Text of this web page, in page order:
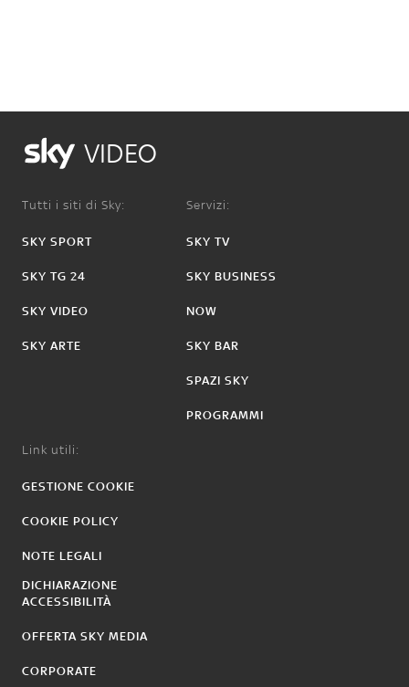
VIDEO
Tutti i siti di Sky:
SKY SPORT
SKY TG 24
SKY VIDEO
SKY ARTE
Servizi:
SKY TV
SKY BUSINESS
NOW
SKY BAR
SPAZI SKY
PROGRAMMI
Link utili:
GESTIONE COOKIE
COOKIE POLICY
NOTE LEGALI
DICHIARAZIONE
ACCESSIBILITÀ
OFFERTA SKY MEDIA
CORPORATE